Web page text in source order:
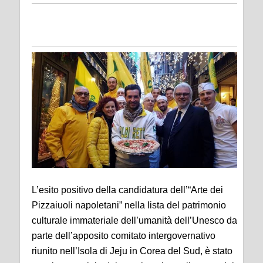
L’esito positivo della candidatura dell’“Arte dei
Pizzaiuoli napoletani” nella lista del patrimonio
culturale immateriale dell’umanità dell’Unesco da
parte dell’apposito comitato intergovernativo
riunito nell’Isola di Jeju in Corea del Sud, è stato